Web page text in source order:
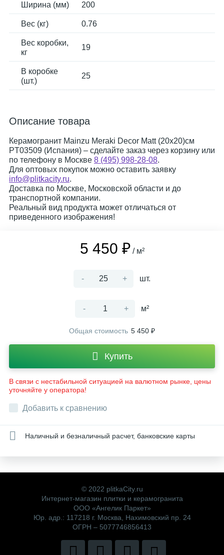
Ширина (мм) 200
Вес (кг) 0.76
Вес коробки,
кг
19
В коробке
(шт.)
25
Описание товара
Керамогранит Mainzu Meraki Decor Matt (20x20)см
PT03509 (Испания) – сделайте заказ через корзину или
по телефону в Москве 8 (495) 998-28-08.
Для оптовых покупок можно оставить заявку
info@plitkacity.ru.
Доставка по Москве, Московской области и до
транспортной компании.
Реальный вид продукта может отличаться от
приведенного изображения!
5 450 ₽ / м²
- + шт.
- + м²
Общая стоимость 5 450 ₽
Купить
В связи с нестабильной ситуацией на валютном рынке, цены
уточняйте у оператора!
Добавить к сравнению
Наличный и безналичный расчет, банковские карты
© 2022 plitkaCity.ru
Интернет-магазин плитки и керамогранита
ООО «Ангелик Паркет»
Юр. адр.: 117218 г. Москва, Нахимовский пр. 24
ОГРН – 5077746856413